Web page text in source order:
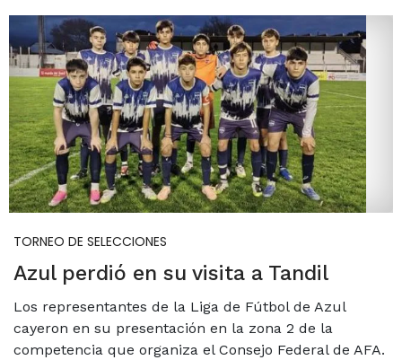
TORNEO DE SELECCIONES
Azul perdió en su visita a Tandil
Los representantes de la Liga de Fútbol de Azul
cayeron en su presentación en la zona 2 de la
competencia que organiza el Consejo Federal de AFA.